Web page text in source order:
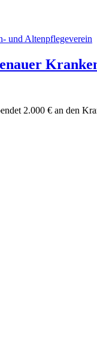
und Altenpflegeverein
2.000 € an den